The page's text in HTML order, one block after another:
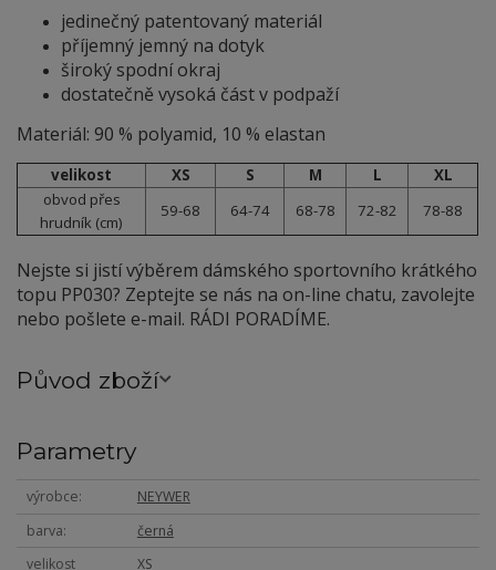
jedinečný patentovaný materiál
příjemný jemný na dotyk
široký spodní okraj
dostatečně vysoká část v podpaží
Materiál: 90 % polyamid, 10 % elastan
velikost XS S M L
XL
obvod přes
hrudník (cm)
59-68 64-74 68-78 72-82 78-88
Nejste si jistí výběrem dámského sportovního krátkého
topu PP030? Zeptejte se nás na on-line chatu, zavolejte
nebo pošlete e-mail. RÁDI PORADÍME.
Původ zboží
Parametry
výrobce
NEYWER
barva
černá
velikost
XS